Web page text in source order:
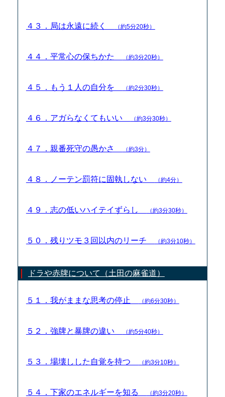
４３．局は永遠に続く （約5分20秒）
４４．平常心の保ちかた （約3分20秒）
４５．もう１人の自分を （約2分30秒）
４６．アガらなくてもいい （約3分30秒）
４７．親番死守の愚かさ （約3分）
４８．ノーテン罰符に固執しない （約4分）
４９．志の低いハイテイずらし （約3分30秒）
５０．残りツモ３回以内のリーチ （約3分10秒）
ドラや赤牌について（土田の麻雀道）
５１．我がままな思考の停止 （約6分30秒）
５２．強牌と暴牌の違い （約5分40秒）
５３．場壊しした自覚を持つ （約3分10秒）
５４．下家のエネルギーを知る （約3分20秒）